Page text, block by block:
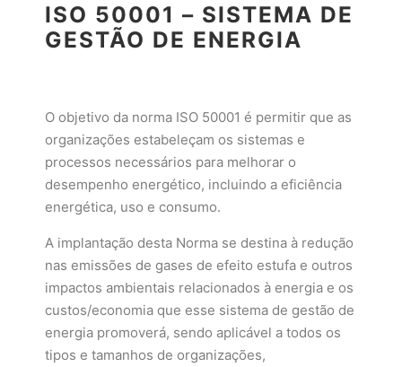
ISO 50001 – SISTEMA DE
GESTÃO DE ENERGIA
O objetivo da norma ISO 50001 é permitir que as
organizações estabeleçam os sistemas e
processos necessários para melhorar o
desempenho energético, incluindo a eficiência
energética, uso e consumo.
A implantação desta Norma se destina à redução
nas emissões de gases de efeito estufa e outros
impactos ambientais relacionados à energia e os
custos/economia que esse sistema de gestão de
energia promoverá, sendo aplicável a todos os
tipos e tamanhos de organizações,